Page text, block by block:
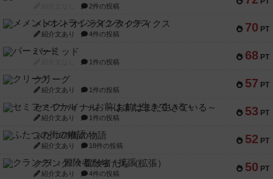
2件の投稿
70 PT
メメントオンラインタクティクス
紹介文あり 4件の投稿
68 PT
パーミッド
1件の投稿
57 PT
クリーグ
紹介文あり 1件の投稿
53 PT
セミファイナル ～お前はまだ生きている～
紹介文あり 1件の投稿
52 PT
ふたつの街の物語
紹介文あり 18件の投稿
50 PT
クランク! ：冒険者たち（拡張）
紹介文あり 4件の投稿